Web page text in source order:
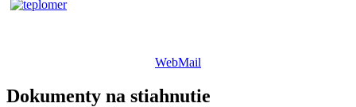
WebMail
Dokumenty na stiahnutie